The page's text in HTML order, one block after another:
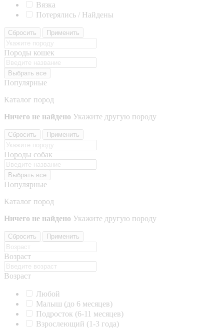
Вязка
Потерялись / Найдены
Сбросить Применить
Породы кошек
Выбрать все
Популярные
Каталог пород
Ничего не найдено Укажите другую породу
Сбросить Применить
Породы собак
Выбрать все
Популярные
Каталог пород
Ничего не найдено Укажите другую породу
Сбросить Применить
Возраст
Возраст
Любой
Малыш (до 6 месяцев)
Подросток (6-11 месяцев)
Взрослеющий (1-3 года)